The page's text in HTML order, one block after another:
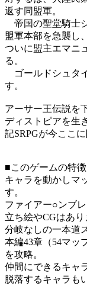
返す同盟軍。
帝国の聖堂騎士
盟軍本部を急襲し、
ついに盟主エマニ
る。
ゴールドシュタ
す。
アーサー王伝説を
ディストピアを生
記SRPGが今ここに
■このゲームの特
キャラを動かしマ
す。
ファイアー○ンブ
立ち絵やCGはあり
分岐なしの一本道
本編43章（54マッ
を攻略。
仲間にできるキャ
脱落するキャラも